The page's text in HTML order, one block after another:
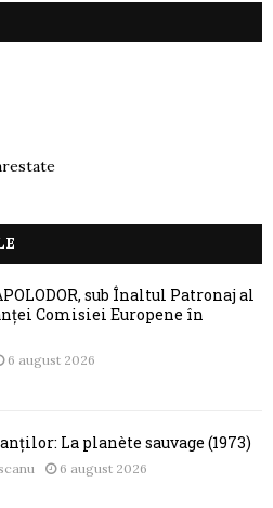
sub Înaltul Patronaj al
Comisiei Europene în
6 august 2026
La planète sauvage (1973)
6 august 2026